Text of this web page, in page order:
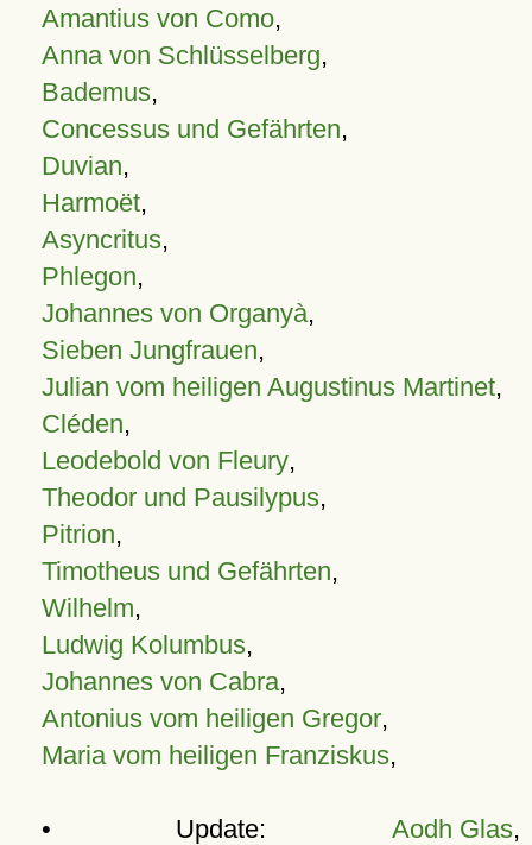
Amantius von Como,
Anna von Schlüsselberg,
Bademus,
Concessus und Gefährten,
Duvian,
Harmoët,
Asyncritus,
Phlegon,
Johannes von Organyà,
Sieben Jungfrauen,
Julian vom heiligen Augustinus Martinet,
Cléden,
Leodebold von Fleury,
Theodor und Pausilypus,
Pitrion,
Timotheus und Gefährten,
Wilhelm,
Ludwig Kolumbus,
Johannes von Cabra,
Antonius vom heiligen Gregor,
Maria vom heiligen Franziskus,
• Update: Aodh Glas,